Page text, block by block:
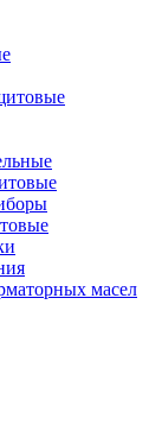
масел